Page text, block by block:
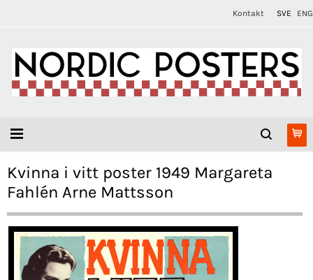
Kontakt SVE ENG
Kvinna i vitt poster 1949 Margareta
Fahlén Arne Mattsson